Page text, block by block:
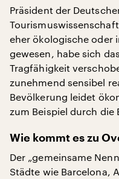
Präsident der
eher ökologische oder
gewesen, habe sich
Tragfähigkeit
zunehmend sensibel
Bevölkerung leidet
zum Beispiel durch die
Wie kommt es zu
Der „gemeinsame
Städte wie Barcelona,